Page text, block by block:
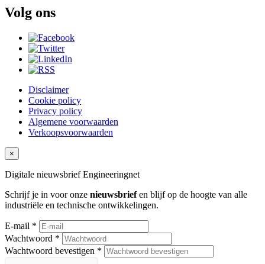
Volg ons
Disclaimer
Cookie policy
Privacy policy
Algemene voorwaarden
Verkoopsvoorwaarden
×
Digitale nieuwsbriefEngineeringnet
Schrijf je in voor onze nieuwsbriefen blijf op de hoogte van alle
industriële en technische ontwikkelingen.
E-mail *
Wachtwoord *
Wachtwoord bevestigen *